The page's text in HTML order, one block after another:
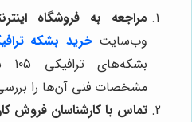
مراجعه به فروشگاه
وب‌سایتخرید بشکه
مشخصات فنی آن‌ها را
تماس با کارشناسان فروش